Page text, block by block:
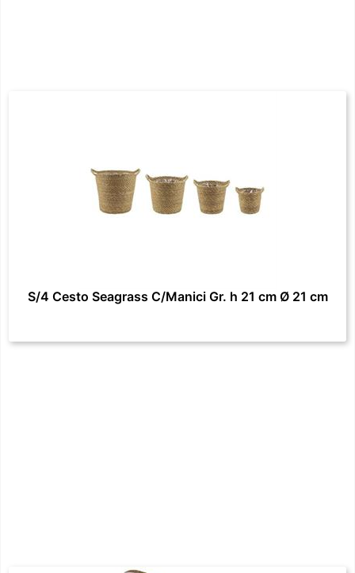
S/4 Cesto Seagrass C/Manici Gr. h 21 cm Ø 21 cm